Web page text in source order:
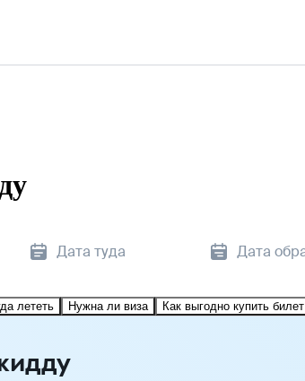
Дата туда Дата
лететь Нужна ли виза Как выгодно купить билет